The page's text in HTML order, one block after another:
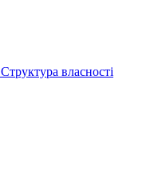
Структура власності